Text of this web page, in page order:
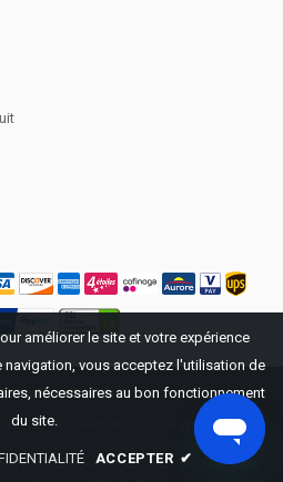
. Tous droits réservés.
mentionnées sur ce site Web sont
que nos produits peuvent être
marques, et les logos et les marques
améliorer le site et votre expérience
navigation, vous acceptez l'utilisation de
nécessaires au bon fonctionnement
du site.
ACCEPTER ✔